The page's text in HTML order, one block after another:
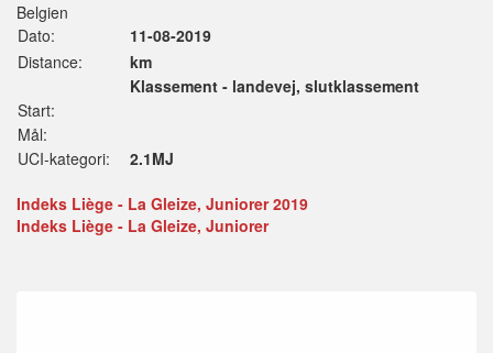
Belgien
Dato:
11-08-2019
Distance:
km
Klassement - landevej, slutklassement
Start:
Mål:
UCI-kategori:
2.1MJ
Indeks Liège - La Gleize, Juniorer 2019
Indeks Liège - La Gleize, Juniorer